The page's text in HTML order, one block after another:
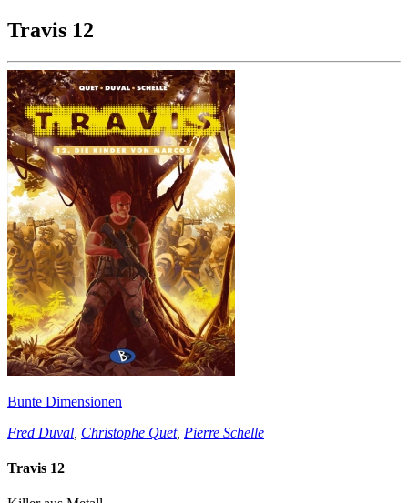
Travis 12
Bunte Dimensionen
Fred Duval Christophe Quet, Pierre Schelle
Travis 12